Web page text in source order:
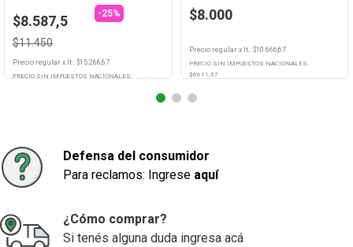
$8.587,5 -25%
$11.450
Precio regular x lt.: $15.266,67
PRECIO SIN IMPUESTOS NACIONALES:
$8.000
Precio regular x lt.: $10.666,67
PRECIO SIN IMPUESTOS NACIONALES:
$6611,57
Defensa del consumidor
Para reclamos: Ingrese aquí
¿Cómo comprar?
Si tenés alguna duda ingresa acá